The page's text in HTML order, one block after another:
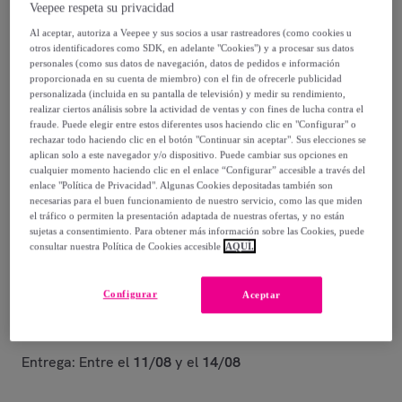
62,99 €
129,99 €
-51%
Posible recogida de tu antiguo producto,ver condiciones
Vendido porEMPRENDIMIENTOS URBANOS
Entrega: Entre el 11/08y el 14/08
Veepee respeta su privacidad
Al aceptar, autoriza a Veepee y sus socios a usar rastreadores (como cookies u
otros identificadores como SDK, en adelante "Cookies") y a procesar sus datos
personales (como sus datos de navegación, datos de pedidos e información
proporcionada en su cuenta de miembro) con el fin de ofrecerle publicidad
personalizada (incluida en su pantalla de televisión) y medir su rendimiento,
realizar ciertos análisis sobre la actividad de ventas y con fines de lucha contra el
fraude. Puede elegir entre estos diferentes usos haciendo clic en "Configurar" o
rechazar todo haciendo clic en el botón "Continuar sin aceptar". Sus elecciones se
aplican solo a este navegador y/o dispositivo. Puede cambiar sus opciones en
cualquier momento haciendo clic en el enlace “Configurar” accesible a través del
enlace "Política de Privacidad". Algunas Cookies depositadas también son
necesarias para el buen funcionamiento de nuestro servicio, como las que miden
el tráfico o permiten la presentación adaptada de nuestras ofertas, y no están
sujetas a consentimiento. Para obtener más información sobre las Cookies, puede
consultar nuestra Política de Cookies accesible AQUÍ.
Aceptar
Configurar